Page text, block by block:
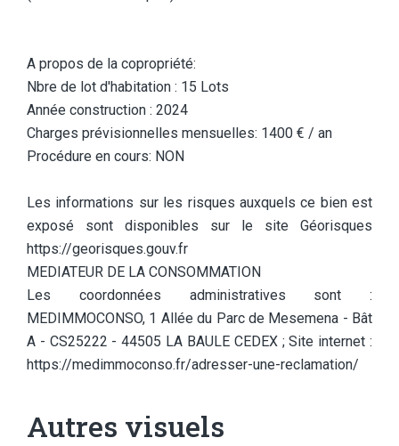
A propos de la copropriété:
Nbre de lot d'habitation : 15 Lots
Année construction : 2024
Charges prévisionnelles mensuelles: 1400 € / an
Procédure en cours: NON
Les informations sur les risques auxquels ce bien est
exposé sont disponibles sur le site Géorisques
https://georisques.gouv.fr
MEDIATEUR DE LA CONSOMMATION
Les coordonnées administratives sont :
MEDIMMOCONSO, 1 Allée du Parc de Mesemena - Bât
A - CS25222 - 44505 LA BAULE CEDEX ; Site internet :
https://medimmoconso.fr/adresser-une-reclamation/
Autres visuels